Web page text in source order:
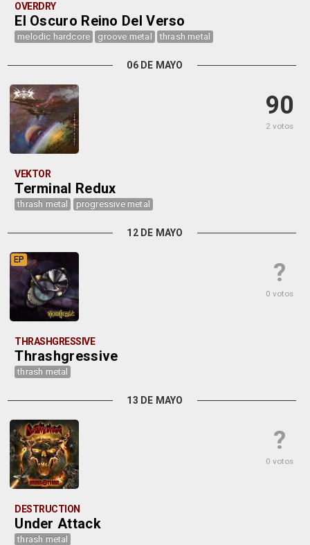
OVERDRY
El Oscuro Reino Del Verso
melodic hardcore groove metal thrash metal
06 DE MAYO
90
2 votos
VEKTOR
Terminal Redux
thrash metal progressive metal
12 DE MAYO
?
0 votos
EP
THRASHGRESSIVE
Thrashgressive
thrash metal
13 DE MAYO
?
0 votos
DESTRUCTION
Under Attack
thrash metal